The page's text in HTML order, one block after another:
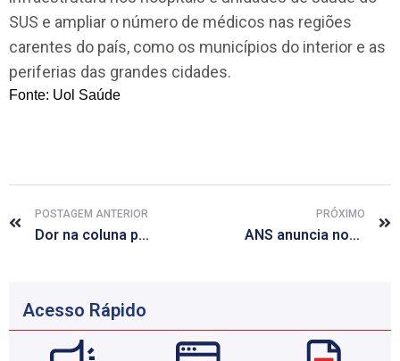
SUS e ampliar o número de médicos nas regiões
carentes do país, como os municípios do interior e as
periferias das grandes cidades.
Fonte: Uol Saúde
POSTAGEM ANTERIOR
Dor na coluna pode ser causada por erros de postura; saiba como evitar
PRÓXIMO
ANS anuncia nova suspensão de 212 planos de saúde de 21 operadoras
Acesso Rápido